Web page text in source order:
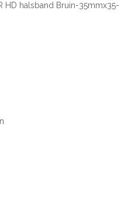
HD halsband Bruin-35mmx35-